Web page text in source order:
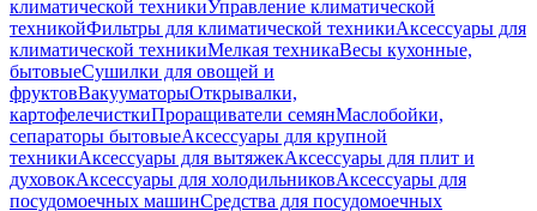
климатической техникиУправление климатической
техникойФильтры для климатической техникиАксессуары для
климатической техникиМелкая техникаВесы кухонные,
бытовыеСушилки для овощей и
фруктовВакууматорыОткрывалки,
картофелечисткиПроращиватели семянМаслобойки,
сепараторы бытовыеАксессуары для крупной
техникиАксессуары для вытяжекАксессуары для плит и
духовокАксессуары для холодильниковАксессуары для
посудомоечных машинСредства для посудомоечных